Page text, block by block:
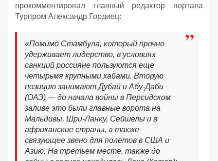
прокомментировал главный редактор портала
Турпром Александр Гордиец:
«Помимо Стамбула, который прочно
удерживает лидерство, в условиях
санкций россияне пользуются еще
четырьмя крупными хабами. Вторую
позицию занимают Дубай и Абу-Даби
(ОАЭ) — до начала войны в Персидском
заливе это были главные ворота на
Мальдивы, Шри-Ланку, Сейшелы и в
африканские страны, а также
связующее звено для полетов в США и
Азию. На третьем месте, также до